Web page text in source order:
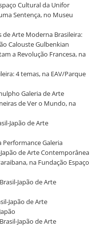
Cultural da Unifor
Sentença, no Museu
de Arte Moderna Brasileira:
Calouste Gulbenkian
a Revolução Francesa, na
4 temas, na EAV/Parque
Galeria de Arte
de Ver o Mundo, na
Japão de Arte
Performance Galeria
Japão de Arte Contemporânea
na Fundação Espaço
Japão de Arte
Japão de Arte
Japão de Arte